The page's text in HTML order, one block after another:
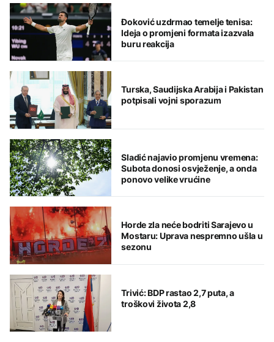
Đoković uzdrmao temelje tenisa:
Ideja o promjeni formata izazvala
buru reakcija
Turska, Saudijska Arabija i Pakistan
potpisali vojni sporazum
Sladić najavio promjenu vremena:
Subota donosi osvježenje, a onda
ponovo velike vrućine
Horde zla neće bodriti Sarajevo u
Mostaru: Uprava nespremno ušla u
sezonu
Trivić: BDP rastao 2,7 puta, a
troškovi života 2,8